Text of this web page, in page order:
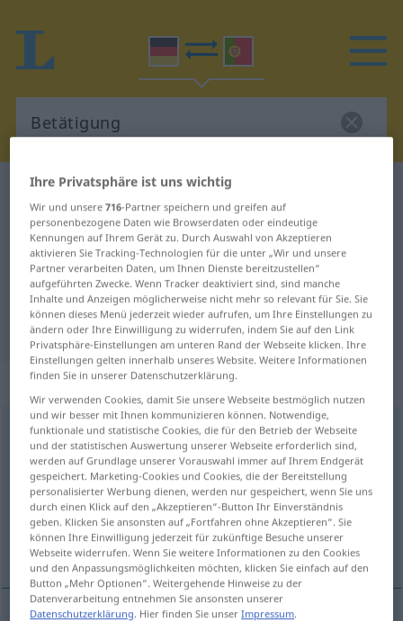
Deutsch-Portugiesisch Wörterbuch
Deutsch-Portugiesisch
Übersetzung für "Betätigung"
"Betätigung" Portugiesisch
Übersetzung
„Betätigung“: Femininum
Betätigung f
Übersicht aller Übersetzungen
(Für mehr Details die Übersetzung anklicken/antippen)
actividade, participação, manejo,
accionamento
Ihre Privatsphäre ist uns wichtig
Wir und unsere716-Partner speichern und greifen auf
personenbezogene Daten wie Browserdaten oder eindeutige
Kennungen auf Ihrem Gerät zu. Durch Auswahl von Akzeptieren
aktivieren Sie Tracking-Technologien für die unter „Wir und unsere
Partner verarbeiten Daten, um Ihnen Dienste bereitzustellen“
aufgeführten Zwecke. Wenn Tracker deaktiviert sind, sind manche
Inhalte und Anzeigen möglicherweise nicht mehr so relevant für Sie. Sie
können dieses Menü jederzeit wieder aufrufen, um Ihre Einstellungen zu
ändern oder Ihre Einwilligung zu widerrufen, indem Sie auf den Link
Privatsphäre-Einstellungen am unteren Rand der Webseite klicken. Ihre
Einstellungen gelten innerhalb unseres Website. Weitere Informationen
finden Sie in unserer Datenschutzerklärung.
Wir verwenden Cookies, damit Sie unsere Webseite bestmöglich nutzen
und wir besser mit Ihnen kommunizieren können. Notwendige,
funktionale und statistische Cookies, die für den Betrieb der Webseite
und der statistischen Auswertung unserer Webseite erforderlich sind,
werden auf Grundlage unserer Vorauswahl immer auf Ihrem Endgerät
gespeichert. Marketing-Cookies und Cookies, die der Bereitstellung
personalisierter Werbung dienen, werden nur gespeichert, wenn Sie uns
durch einen Klick auf den „Akzeptieren“-Button Ihr Einverständnis
geben. Klicken Sie ansonsten auf „Fortfahren ohne Akzeptieren“. Sie
können Ihre Einwilligung jederzeit für zukünftige Besuche unserer
Webseite widerrufen. Wenn Sie weitere Informationen zu den Cookies
und den Anpassungsmöglichkeiten möchten, klicken Sie einfach auf den
Button „Mehr Optionen“. Weitergehende Hinweise zu der
Datenverarbeitung entnehmen Sie ansonsten unserer
Datenschutzerklärung. Hier finden Sie unserImpressum.